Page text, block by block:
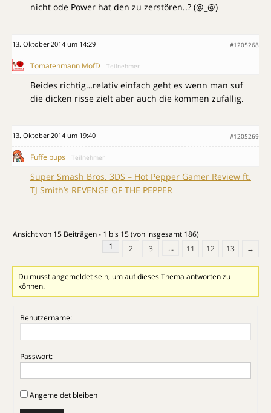
nicht ode Power hat den zu zerstören..? (@_@)
13. Oktober 2014 um 14:29 #1205268
Tomatenmann MofD Teilnehmer
Beides richtig…relativ einfach geht es wenn man suf
die dicken risse zielt aber auch die kommen zufällig.
13. Oktober 2014 um 19:40 #1205269
Fuffelpups Teilnehmer
Super Smash Bros. 3DS – Hot Pepper Gamer Review ft.
TJ Smith’s REVENGE OF THE PEPPER
Ansicht von 15 Beiträgen - 1 bis 15 (von insgesamt 186)
1
2 3 … 11 12 13 →
Du musst angemeldet sein, um auf dieses Thema antworten zu
können.
Benutzername:
Passwort:
Angemeldet bleiben